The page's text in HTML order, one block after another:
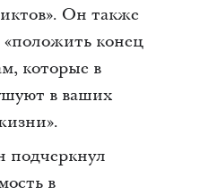
Он также
конец
которые в
в ваших
подчеркнул
в